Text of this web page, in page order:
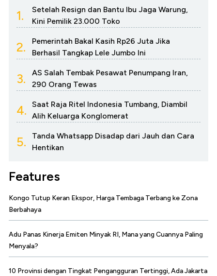
1.
Setelah Resign dan Bantu Ibu Jaga Warung,
Kini Pemilik 23.000 Toko
2.
Pemerintah Bakal Kasih Rp26 Juta Jika
Berhasil Tangkap Lele Jumbo Ini
3.
AS Salah Tembak Pesawat Penumpang Iran,
290 Orang Tewas
4.
Saat Raja Ritel Indonesia Tumbang, Diambil
Alih Keluarga Konglomerat
5.
Tanda Whatsapp Disadap dari Jauh dan Cara
Hentikan
Features
Kongo Tutup Keran Ekspor, Harga Tembaga Terbang ke Zona
Berbahaya
Adu Panas Kinerja Emiten Minyak RI, Mana yang Cuannya Paling
Menyala?
10 Provinsi dengan Tingkat Pengangguran Tertinggi, Ada Jakarta